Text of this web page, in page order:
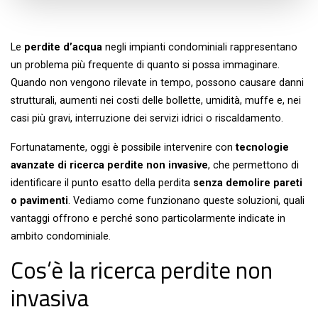
Le perdite d’acqua negli impianti condominiali rappresentano
un problema più frequente di quanto si possa immaginare.
Quando non vengono rilevate in tempo, possono causare danni
strutturali, aumenti nei costi delle bollette, umidità, muffe e, nei
casi più gravi, interruzione dei servizi idrici o riscaldamento.
Fortunatamente, oggi è possibile intervenire contecnologie
avanzate di ricerca perdite non invasive, che permettono di
identificare il punto esatto della perdita senza demolire pareti
o pavimenti. Vediamo come funzionano queste soluzioni, quali
vantaggi offrono e perché sono particolarmente indicate in
ambito condominiale.
Cos’è la ricerca perdite non
invasiva